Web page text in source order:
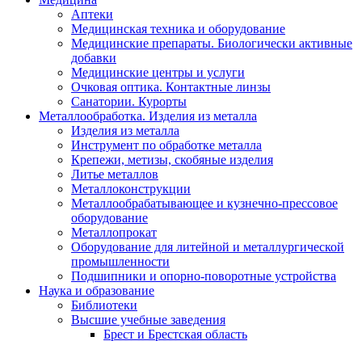
Аптеки
Медицинская техника и оборудование
Медицинские препараты. Биологически активные
добавки
Медицинские центры и услуги
Очковая оптика. Контактные линзы
Санатории. Курорты
Металлообработка. Изделия из металла
Изделия из металла
Инструмент по обработке металла
Крепежи, метизы, скобяные изделия
Литье металлов
Металлоконструкции
Металлообрабатывающее и кузнечно-прессовое
оборудование
Металлопрокат
Оборудование для литейной и металлургической
промышленности
Подшипники и опорно-поворотные устройства
Наука и образование
Библиотеки
Высшие учебные заведения
Брест и Брестская область